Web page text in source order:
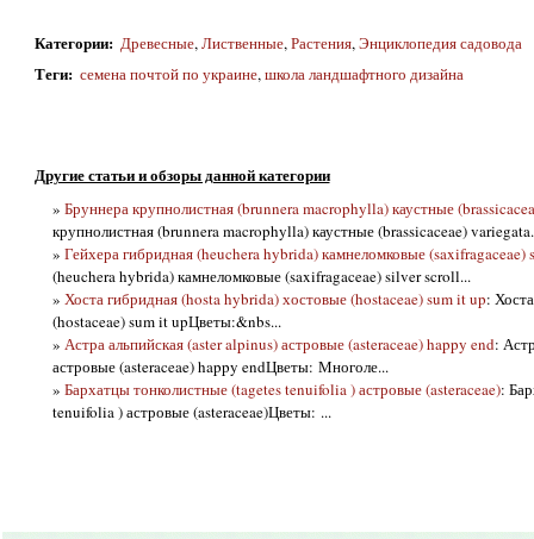
Категории: Древесные,Лиственные,Растения,Энциклопедия садовода
Теги: семена почтой по украине,школа ландшафтного дизайна
Другие статьи и обзоры данной категории
» Бруннера крупнолистная (brunnera macrophylla) каустные
крупнолистная (brunnera macrophylla) каустные (brassicaceae)
» Гейхера гибридная (heuchera hybrida) камнеломковые
(heuchera hybrida) камнеломковые (saxifragaceae) silver scroll...
» Хоста гибридная (hosta hybrida) хостовые (hostaceae) sum it up:
(hostaceae) sum it upЦветы:&nbs...
» Астра альпийская (aster alpinus) астровые (asteraceae) happy end:
астровые (asteraceae) happy endЦветы: Многоле...
» Бархатцы тонколистные (tagetes tenuifolia ) астровые (asteraceae):
tenuifolia ) астровые (asteraceae)Цветы: ...